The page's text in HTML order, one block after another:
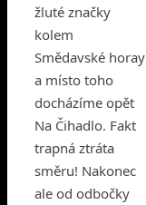
žluté značky
kolem
Smědavské horay
a místo toho
docházíme opět
Na Čihadlo. Fakt
trapná ztráta
směru! Nakonec
ale od odbočky